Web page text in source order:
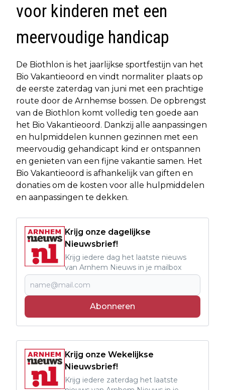
voor kinderen met een
meervoudige handicap
De Biothlon is het jaarlijkse sportfestijn van het
Bio Vakantieoord en vindt normaliter plaats op
de eerste zaterdag van juni met een prachtige
route door de Arnhemse bossen. De opbrengst
van de Biothlon komt volledig ten goede aan
het Bio Vakantieoord. Dankzij alle aanpassingen
en hulpmiddelen kunnen gezinnen met een
meervoudig gehandicapt kind er ontspannen
en genieten van een fijne vakantie samen. Het
Bio Vakantieoord is afhankelijk van giften en
donaties om de kosten voor alle hulpmiddelen
en aanpassingen te dekken.
Krijg onze dagelijkse
Nieuwsbrief!
Krijg iedere dag het laatste nieuws
van Arnhem Nieuws in je mailbox
Abonneren
Krijg onze Wekelijkse
Nieuwsbrief!
Krijg iedere zaterdag het laatste